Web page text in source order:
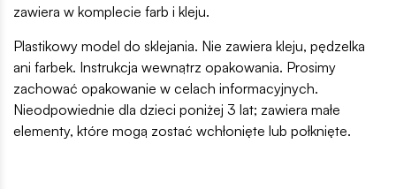
zawiera w komplecie farb i kleju.
Plastikowy model do sklejania. Nie zawiera kleju, pędzelka
ani farbek. Instrukcja wewnątrz opakowania. Prosimy
zachować opakowanie w celach informacyjnych.
Nieodpowiednie dla dzieci poniżej 3 lat; zawiera małe
elementy, które mogą zostać wchłonięte lub połknięte.